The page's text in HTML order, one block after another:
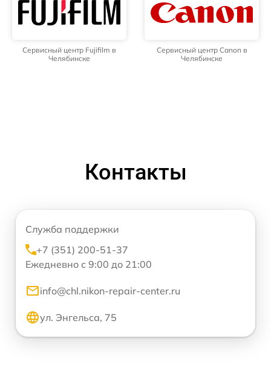
Сервисный центр Fujifilm в
Челябинске
Сервисный центр Canon в
Челябинске
Контакты
Служба поддержки
+7 (351) 200-51-37
Ежедневно с 9:00 до 21:00
info@chl.nikon-repair-center.ru
ул. Энгельса, 75